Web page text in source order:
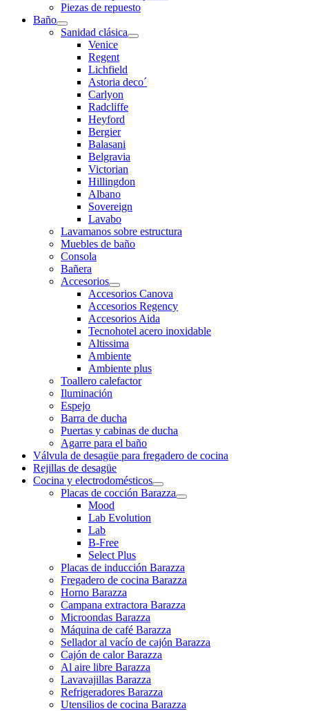
Piezas de repuesto
Baño
Sanidad clásica
Venice
Regent
Lichfield
Astoria deco´
Carlyon
Radcliffe
Heyford
Bergier
Balasani
Belgravia
Victorian
Hillingdon
Albano
Sovereign
Lavabo
Lavamanos sobre estructura
Muebles de baño
Consola
Bañera
Accesorios
Accesorios Canova
Accesorios Regency
Accesorios Aida
Tecnohotel acero inoxidable
Altissima
Ambiente
Ambiente plus
Toallero calefactor
Iluminación
Espejo
Barra de ducha
Puertas y cabinas de ducha
Agarre para el baño
Válvula de desagüe para fregadero de cocina
Rejillas de desagüe
Cocina y electrodomésticos
Placas de cocción Barazza
Mood
Lab Evolution
Lab
B-Free
Select Plus
Placas de inducción Barazza
Fregadero de cocina Barazza
Horno Barazza
Campana extractora Barazza
Microondas Barazza
Máquina de café Barazza
Sellador al vacío de cajón Barazza
Cajón de calor Barazza
Al aire libre Barazza
Lavavajillas Barazza
Refrigeradores Barazza
Utensilios de cocina Barazza